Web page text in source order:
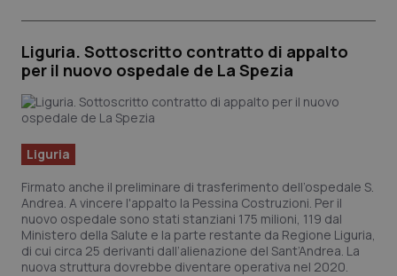
Liguria. Sottoscritto contratto di appalto
per il nuovo ospedale de La Spezia
Liguria
Firmato anche il preliminare di trasferimento dell’ospedale S.
Andrea. A vincere l'appalto la Pessina Costruzioni. Per il
nuovo ospedale sono stati stanziani 175 milioni, 119 dal
Ministero della Salute e la parte restante da Regione Liguria,
di cui circa 25 derivanti dall’alienazione del Sant’Andrea. La
nuova struttura dovrebbe diventare operativa nel 2020.
tracking-sites-ironfish-
session-id
www.quotidianosanita.it
.quotidianosanita.it